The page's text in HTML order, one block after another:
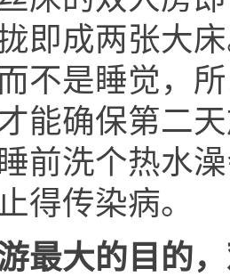
即成两张大
不是睡觉，
能确保第二
前洗个热水
得传染病。
最大的目的